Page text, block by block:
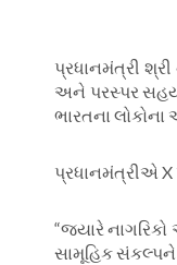
પ્રધાનમંત્રી
અને પરસ્પર
ભારતના
પ્રધાનમંત્રીએ X
“જ્યારે
સામૂહિક